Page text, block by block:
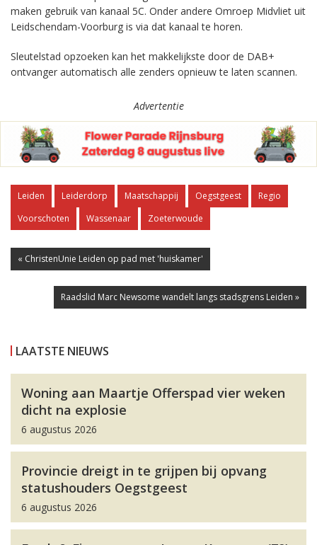
maken gebruik van kanaal 5C. Onder andere Omroep Midvliet uit
Leidschendam-Voorburg is via dat kanaal te horen.
Sleutelstad opzoeken kan het makkelijkste door de DAB+
ontvanger automatisch alle zenders opnieuw te laten scannen.
Advertentie
Leiden Leiderdorp Maatschappij Oegstgeest
Regio
Voorschoten
Wassenaar Zoeterwoude
« ChristenUnie Leiden op pad met 'huiskamer'
Raadslid Marc Newsome wandelt langs stadsgrens Leiden »
LAATSTE NIEUWS
Woning aan Maartje Offerspad vier weken
dicht na explosie
6 augustus 2026
Provincie dreigt in te grijpen bij opvang
statushouders Oegstgeest
6 augustus 2026